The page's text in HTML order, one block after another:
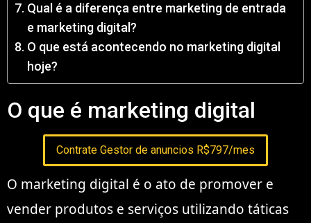
Qual é a diferença entre marketing de entrada
e marketing digital?
O que está acontecendo no marketing digital
hoje?
O que é marketing digital
Contrate Gestor de anuncios R$797/mes
O marketing digital é o ato de promover e
vender produtos e serviços utilizando táticas